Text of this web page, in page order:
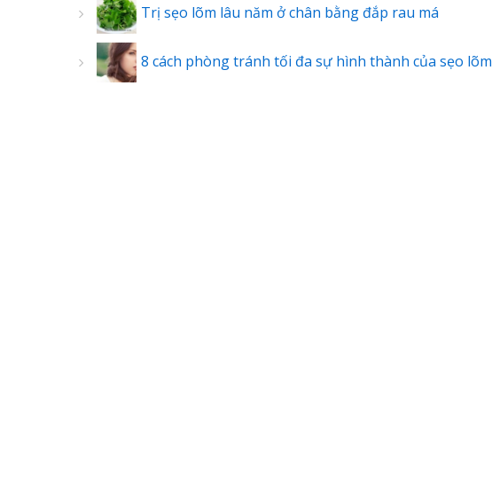
Trị sẹo lõm lâu năm ở chân bằng đắp rau má
8 cách phòng tránh tối đa sự hình thành của sẹo lõm